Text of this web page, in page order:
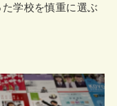
学校を慎重に選ぶ